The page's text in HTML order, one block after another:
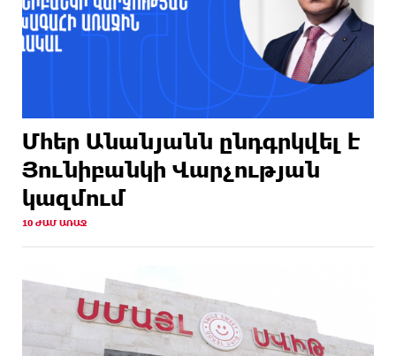
Մհեր Անանյանն ընդգրկվել է
Յունիբանկի Վարչության
կազմում
10 ԺԱՄ ԱՌԱՋ